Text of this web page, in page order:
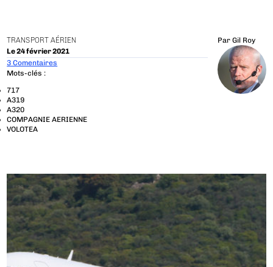
TRANSPORT AÉRIEN
Le 24 février 2021
Par Gil Roy
3 Comentaires
Mots-clés :
717
A319
A320
COMPAGNIE AERIENNE
VOLOTEA